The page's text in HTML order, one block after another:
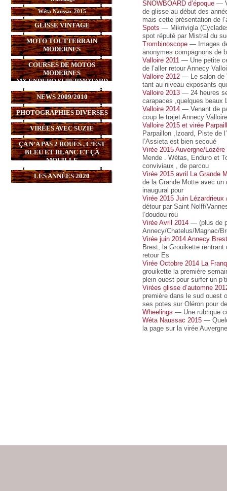
Wéta Naussac 2015
GLISSE VINTAGE
MOTO TOUTTERRAIN
MODERNES
COURSES DE MOTOS
MODERNES
MX,ENDURO,SUPERMOTARD
NEWS 2009/2010
PHOTOGRAPHIES DIVERSES
VIRÉES AVEC SUZIE
ÇA N’A PAS 2 ROUES , C’EST
BLEU ET BLANC ET ÇÀ
MOUILLE
LES ANNÉES 2020
SNOWBOARD d’époque —
de glisse au début des
mais cette présentation de
Spots — Mikrivigla
spot réputé par Mistral du
Trombinoscope — Images
anonymes compagnons de
Valloire 2011 — Une petite
de l’aller retour Annecy
Valloire 2012 — Le salon de
tant au niveau exposants
Valloire 2013 — 24 heures
carapaces ,quelques beaux
Valloire 2014 — Venant de
coup le trajet Annecy
Valloire 2015 et virée
Parpaillon ,Izoard, Piste de
l’Assieta est bien secoué
Virée 2015 Auvergne/Lozère
Mende . Wétas, Enduro et
conviviaux , de parcou
Virée 2015 avril La Grande
de la Grande Motte avec un
inaugural pour
Virée 2015 Juin Lézardrieux
détour par Saint Nolff/
l’doudou rou
Virée Avril 2014 — (plus de
Annecy/Chatelus/Magnac/
Virée juin 2014 Annecy Brest
Brest, la Grouikette rentrant
retour Es
Virée Octobre 2014 La
grouikette la première
plein ouest pour surfer un
Virées glisse d’automne
première dans le sud ouest
ses potes sur Oléron pour
Wheelings — Une rubrique
Wéta Naussac 2015 —
la page sur la virée